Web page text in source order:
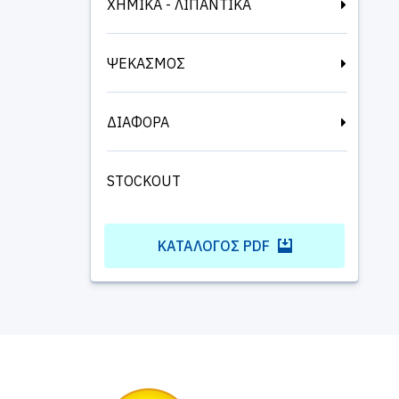
ΧΗΜΙΚΑ - ΛΙΠΑΝΤΙΚΑ
ΨΕΚΑΣΜΟΣ
ΔΙΑΦΟΡΑ
STOCKOUT
ΚΑΤΆΛΟΓΟΣ PDF